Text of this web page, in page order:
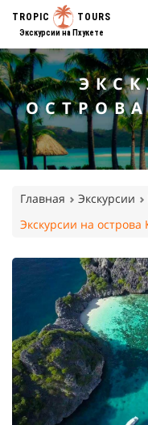
TROPIC TOURS
Экскурсии на Пхукете
Главная Экскурсии
Экскурсии на острова